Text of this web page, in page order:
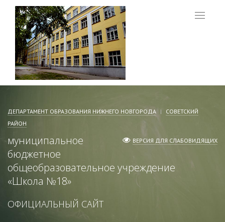
Меню
ДЕПАРТАМЕНТ ОБРАЗОВАНИЯ НИЖНЕГО НОВГОРОДА
СОВЕТСКИЙ
РАЙОН
ВЕРСИЯ ДЛЯ СЛАБОВИДЯЩИХ
муниципальное
бюджетное
общеобразовательное учреждение
«Школа №18»
ОФИЦИАЛЬНЫЙ САЙТ